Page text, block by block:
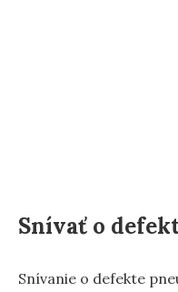
Snívať o
Snívanie o defekte